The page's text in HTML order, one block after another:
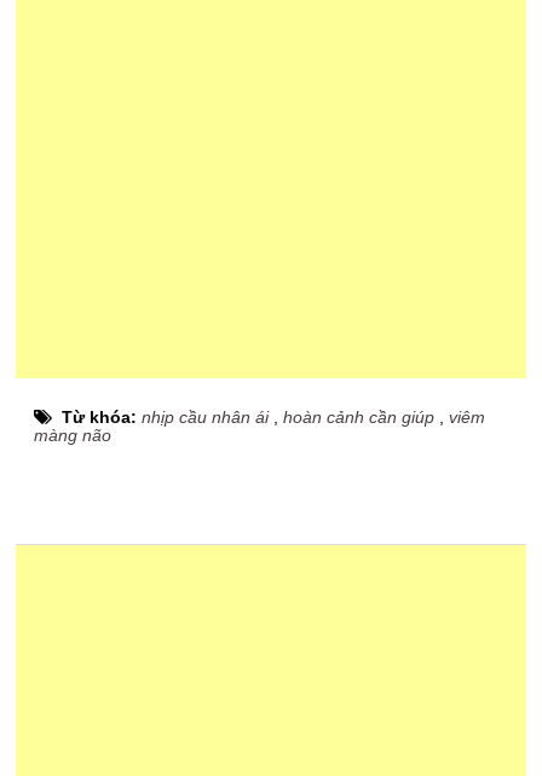
Từ khóa:nhịp cầu nhân ái,hoàn cảnh cần giúp ,viêm
màng não